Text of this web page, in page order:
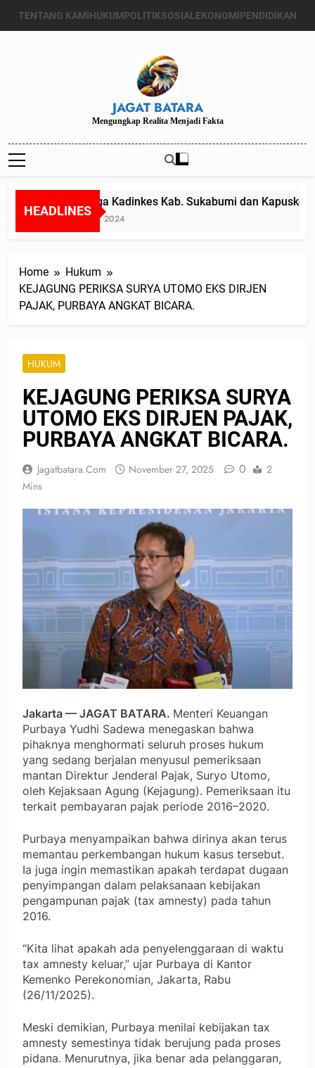
TENTANG KAMIHUKUMPOLITIKSOSIALEKONOMIPENDIDIKAN
JAGAT BATARA
Mengungkap Realita Menjadi Fakta
HEADLINES
Diduga Kadinkes Kab. Sukabumi dan
Juli 24, 2024
Home
Hukum
KEJAGUNG PERIKSA SURYA UTOMO EKS DIRJEN
PAJAK, PURBAYA ANGKAT BICARA.
HUKUM
KEJAGUNG PERIKSA SURYA
UTOMO EKS DIRJEN PAJAK,
PURBAYA ANGKAT BICARA.
Jagatbatara.com November 27, 2025 0
2
Mins
Jakarta — JAGAT BATARA. Menteri Keuangan
Purbaya Yudhi Sadewa menegaskan bahwa
pihaknya menghormati seluruh proses hukum
yang sedang berjalan menyusul pemeriksaan
mantan Direktur Jenderal Pajak, Suryo Utomo,
oleh Kejaksaan Agung (Kejagung). Pemeriksaan itu
terkait pembayaran pajak periode 2016–2020.
Purbaya menyampaikan bahwa dirinya akan terus
memantau perkembangan hukum kasus tersebut.
Ia juga ingin memastikan apakah terdapat dugaan
penyimpangan dalam pelaksanaan kebijakan
pengampunan pajak (tax amnesty) pada tahun
2016.
“Kita lihat apakah ada penyelenggaraan di waktu
tax amnesty keluar,” ujar Purbaya di Kantor
Kemenko Perekonomian, Jakarta, Rabu
(26/11/2025).
Meski demikian, Purbaya menilai kebijakan tax
amnesty semestinya tidak berujung pada proses
pidana. Menurutnya, jika benar ada pelanggaran,